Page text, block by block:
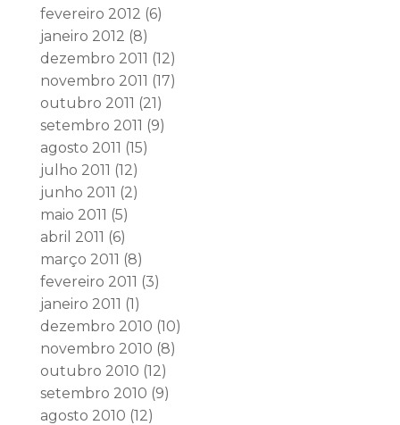
fevereiro 2012 (6)
janeiro 2012 (8)
dezembro 2011 (12)
novembro 2011 (17)
outubro 2011 (21)
setembro 2011 (9)
agosto 2011 (15)
julho 2011 (12)
junho 2011 (2)
maio 2011 (5)
abril 2011 (6)
março 2011 (8)
fevereiro 2011 (3)
janeiro 2011 (1)
dezembro 2010 (10)
novembro 2010 (8)
outubro 2010 (12)
setembro 2010 (9)
agosto 2010 (12)